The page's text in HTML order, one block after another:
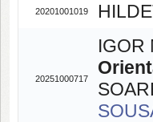
20201001019
20251000717
IGOR